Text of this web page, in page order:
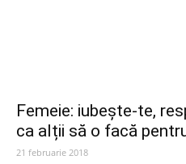
Femeie: iubește-te,
ca alții să o facă
21 februarie 2018